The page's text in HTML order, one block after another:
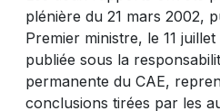
plénière du 21 mars 2002,
Premier ministre, le 11
publiée sous la
permanente du CAE,
conclusions tirées par les